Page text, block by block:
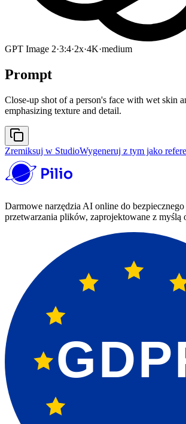
GPT Image 2·3:4·2x·4K·medium
Prompt
Close-up shot of a person's face with wet skin
emphasizing texture and detail.
Zremiksuj w StudioWygeneruj z tym jako
Darmowe narzędzia AI online do
przetwarzania plików, zaprojektowane z myślą